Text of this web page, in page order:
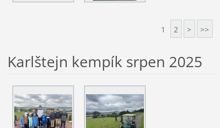
1 2 > >>
Karlštejn kempík srpen 2025